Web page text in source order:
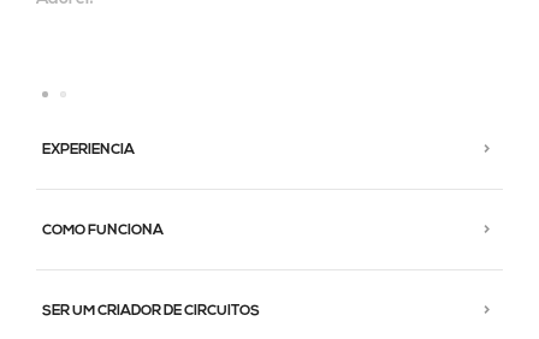
EXPERIENCIA
COMO FUNCIONA
SER UM CRIADOR DE CIRCUITOS